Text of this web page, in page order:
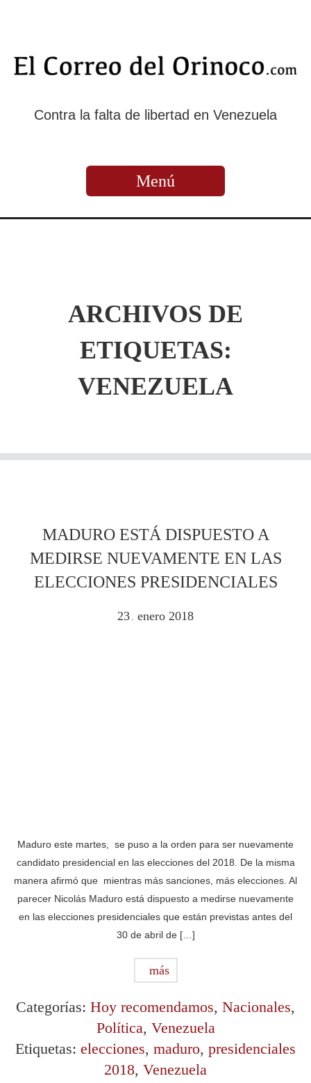
Contra la falta de libertad en Venezuela
Menú
ARCHIVOS DE
ETIQUETAS:
VENEZUELA
MADURO ESTÁ DISPUESTO A
MEDIRSE NUEVAMENTE EN LAS
ELECCIONES PRESIDENCIALES
23 . enero 2018
Maduro este martes, se puso a la orden para ser nuevamente
candidato presidencial en las elecciones del 2018. De la misma
manera afirmó que mientras más sanciones, más elecciones. Al
parecer Nicolás Maduro está dispuesto a medirse nuevamente
en las elecciones presidenciales que están previstas antes del
30 de abril de […]
más
Categorías: Hoy recomendamos, Nacionales,
Política, Venezuela
Etiquetas: elecciones, maduro, presidenciales
2018, Venezuela